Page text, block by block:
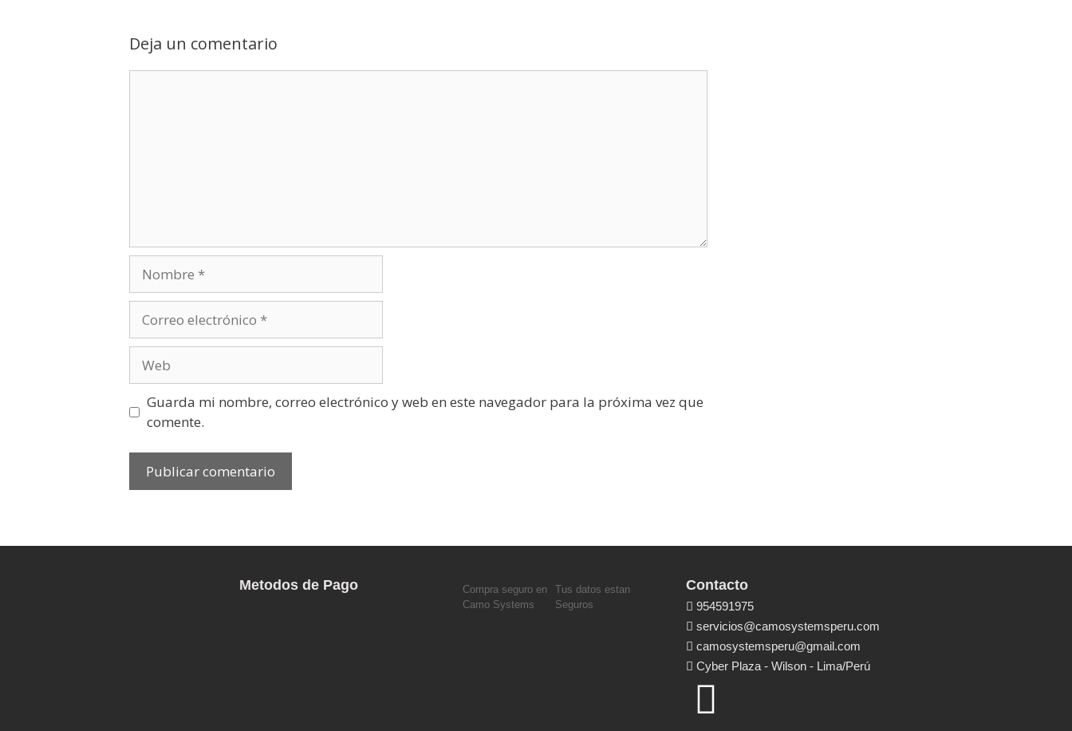
Deja un comentario
Guarda mi nombre, correo electrónico y web en este navegador para la próxima vez que
comente.
Metodos de Pago
Compra seguro en
Camo Systems
Tus datos estan
Seguros
Contacto
954591975
servicios@camosystemsperu.com
camosystemsperu@gmail.com
Cyber Plaza - Wilson - Lima/Perú